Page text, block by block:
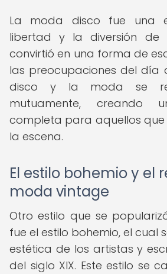
La moda disco fue una
libertad y la diversión
convirtió en una forma de
las preocupaciones del día
disco y la moda se
mutuamente, creando
completa para aquellos
la escena.
El estilo bohemio y el
moda vintage
Otro estilo que se
fue el estilo bohemio, el cual
estética de los artistas y
del siglo XIX. Este estilo se